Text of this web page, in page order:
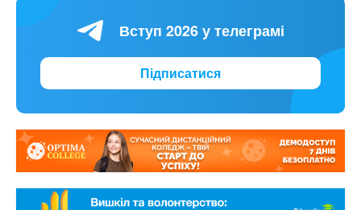
Вступ 2026 у телеграмі
Підписатися